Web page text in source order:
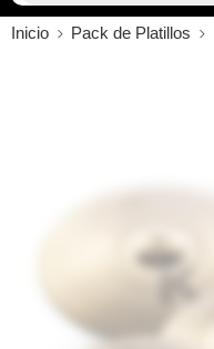
Inicio Pack de Platillos